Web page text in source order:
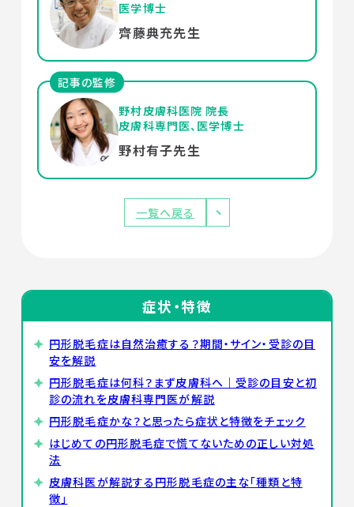
医学博士
齊藤典充先生
記事の監修
野村皮膚科医院 院長
皮膚科専門医、医学博士
野村有子先生
一覧へ戻る
症状・特徴
円形脱毛症は自然治癒する？期間・サイン・受診の目
安を解説
円形脱毛症は何科？まず皮膚科へ｜受診の目安と初
診の流れを皮膚科専門医が解説
円形脱毛症かな？と思ったら症状と特徴をチェック
はじめての円形脱毛症で慌てないための正しい対処
法
皮膚科医が解説する円形脱毛症の主な「種類と特
徴」